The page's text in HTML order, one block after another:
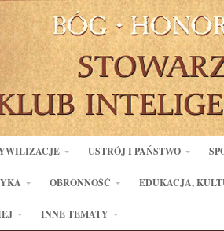
USTRÓJ I PAŃSTWO
OBRONNOŚĆ EDUKACJA,
INNE TEMATY